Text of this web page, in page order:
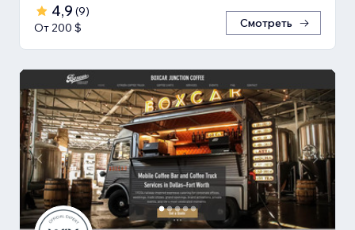
4,9 (9)
От 200 $
Смотреть